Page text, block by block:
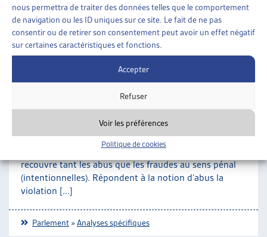
nous permettra de traiter des données telles que le comportement
de navigation ou les ID uniques sur ce site. Le fait de ne pas
consentir ou de retirer son consentement peut avoir un effet négatif
sur certaines caractéristiques et fonctions.
Accepter
Refuser
Voir les préférences
Politique de cookies
Conseil fédéral n’a pas été suivi sur plusieurs points. Un
référendum est ouvert à son encontre, comme pour toutes
modifications législatives de cette nature.
SUR LE MÊME THÈME…
DOSSIER DE VEILLE•ANALYSES SPÉCIFIQUES
ABUS EN MATIÈRE D’ASSURANCES SOCIALES :
BASE LÉGALE EN COURS D’ÉLABORATION POUR
LÉGITIMER LA SURVEILLANCE
Résumé La perception indue de prestations sociales
recouvre tant les abus que les fraudes au sens pénal
(intentionnelles). Répondent à la notion d’abus la
violation [...]
Parlement »Analyses spécifiques